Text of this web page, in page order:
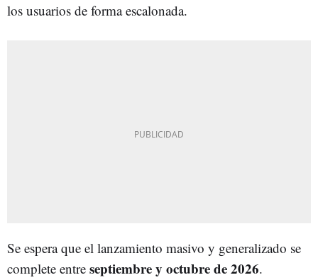
los usuarios de forma escalonada.
Se espera que el lanzamiento masivo y generalizado se
complete entre septiembre y octubre de 2026.